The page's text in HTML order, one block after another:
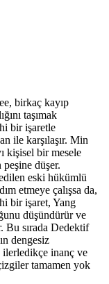
birkaç kayıp
taşımak
bir işaretle
ile karşılaşır. Min
kişisel bir mesele
düşer.
eski hükümlü
etmeye çalışsa da,
bir işaret, Yang
düşündürür ve
Bu sırada Dedektif
dengesiz
ilerledikçe inanç ve
tamamen yok